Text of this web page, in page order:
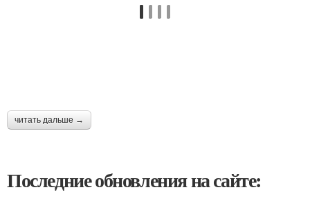
читать дальше →
Последние обновления на сайте: